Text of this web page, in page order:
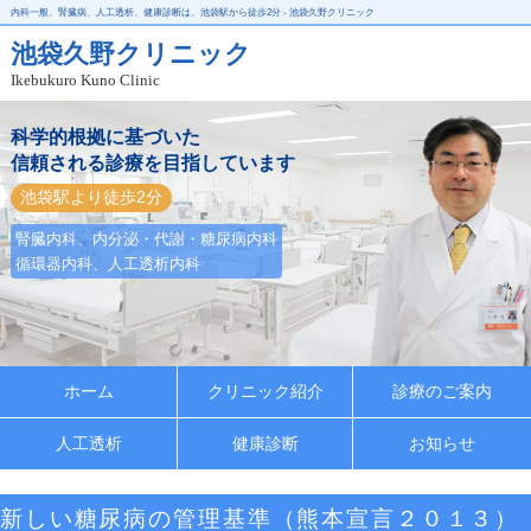
内科一般、腎臓病、人工透析、健康診断は、池袋駅から徒歩2分 - 池袋久野クリニック
池袋久野クリニック
Ikebukuro Kuno Clinic
科学的根拠に基づいた
信頼される診療を目指しています
池袋駅より徒歩2分
腎臓内科、内分泌・代謝・糖尿病内科
循環器内科、人工透析内科
ホーム クリニック紹介 診療のご案内
人工透析 健康診断 お知らせ
新しい糖尿病の管理基準（熊本宣言２０１３）